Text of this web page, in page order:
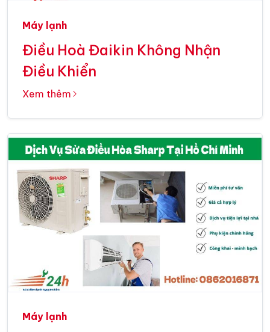
Máy lạnh
Điều Hoà Đaikin Không Nhận
Điều Khiển
Xem thêm
Máy lạnh